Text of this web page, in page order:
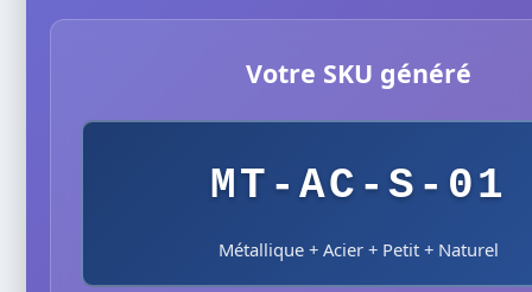
Votre SKU généré
MT-AC-S-01
Métallique + Acier + Petit + Naturel